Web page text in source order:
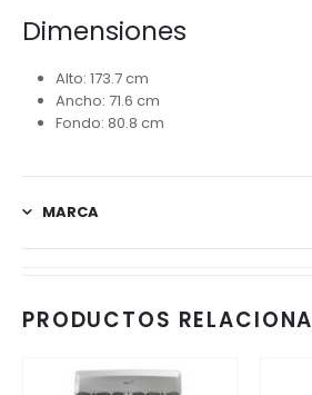
Dimensiones
Alto: 173.7 cm
Ancho: 71.6 cm
Fondo: 80.8 cm
MARCA
PRODUCTOS